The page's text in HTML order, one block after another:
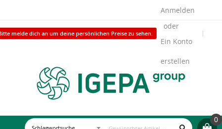
melde dich an um deine persönlichen Preise zu sehen.
Anmelden
Ein Konto
erstellen
0